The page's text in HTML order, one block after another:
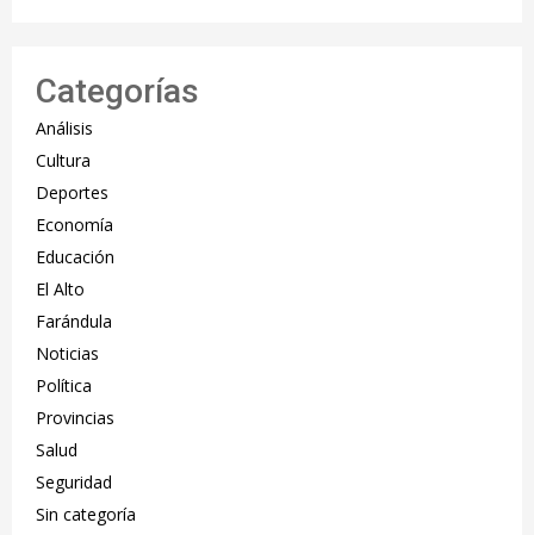
Categorías
Análisis
Cultura
Deportes
Economía
Educación
El Alto
Farándula
Noticias
Política
Provincias
Salud
Seguridad
Sin categoría